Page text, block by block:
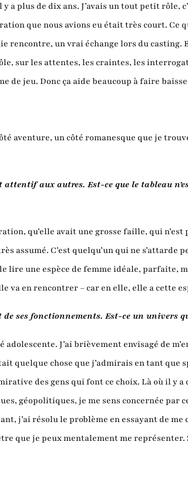
a plus de dix ans. J’avais un tout petit rôle,
que nous avions eu était très court.
rencontre, un vrai échange lors du
sur les attentes, les craintes, les
jeu. Donc ça aide beaucoup à faire
aventure, un côté romanesque que je
aux autres. Est-ce que le tableau
qu’elle avait une grosse faille, qui n’est
assumé. C’est quelqu’un qui ne s’attarde
lire une espèce de femme idéale, parfaite,
va en rencontrer – car en elle, elle a cette
de ses fonctionnements. Est-ce un univers
J’ai brièvement envisagé de
quelque chose que j’admirais en tant que
des gens qui font ce choix. Là où il y a
géopolitiques, je me sens concernée par
j’ai résolu le problème en essayant de
que je peux mentalement me